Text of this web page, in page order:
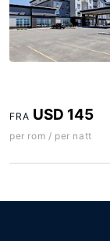
FRA USD 145
per rom / per natt